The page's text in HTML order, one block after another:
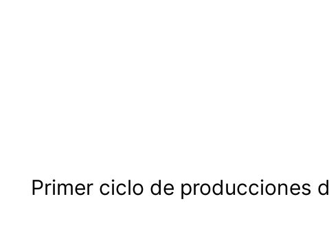
Primer ciclo de producciones